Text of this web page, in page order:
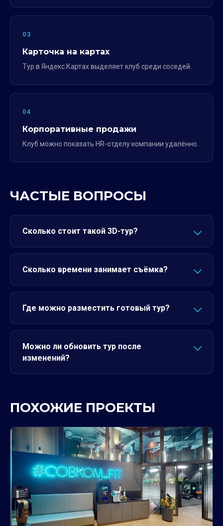
03
Карточка на картах
Тур в Яндекс.Картах выделяет клуб среди соседей.
04
Корпоративные продажи
Клуб можно показать HR-отделу компании удалённо.
ЧАСТЫЕ ВОПРОСЫ
Сколько стоит такой 3D-тур?
Сколько времени занимает съёмка?
Где можно разместить готовый тур?
Можно ли обновить тур после
изменений?
ПОХОЖИЕ ПРОЕКТЫ